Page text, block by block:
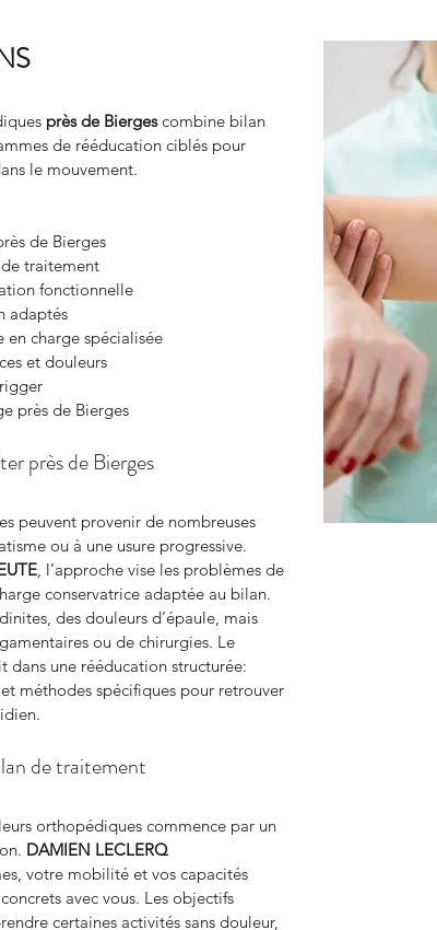
près de Bierges combine bilan
de rééducation ciblés pour
le mouvement.
de Bierges
traitement
fonctionnelle
adaptés
charge spécialisée
et douleurs
près de Bierges
près de Bierges
peuvent provenir de nombreuses
ou à une usure progressive.
, l’approche vise les problèmes de
conservatrice adaptée au bilan.
des douleurs d’épaule, mais
ou de chirurgies. Le
dans une rééducation structurée:
méthodes spécifiques pour retrouver
de traitement
orthopédiques commence par un
DAMIEN LECLERQ
votre mobilité et vos capacités
avec vous. Les objectifs
certaines activités sans douleur,